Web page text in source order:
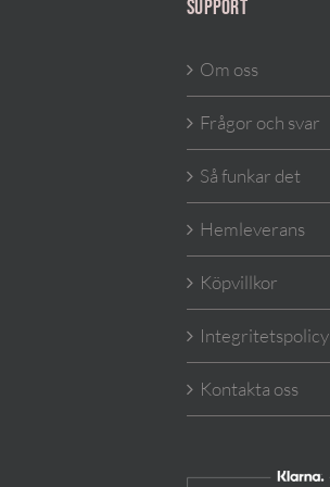
SUPPORT
Om oss
Frågor och svar
Så funkar det
Hemleverans
Köpvillkor
Integritetspolicy
Kontakta oss